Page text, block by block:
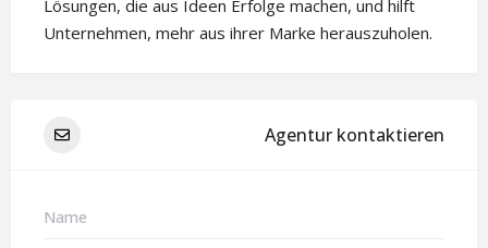
Lösungen, die aus Ideen Erfolge machen, und hilft
Unternehmen, mehr aus ihrer Marke herauszuholen.
Agentur kontaktieren